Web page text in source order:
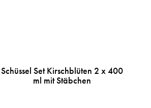
Schüssel Set Kirschblüten 2 x 400
ml mit Stäbchen